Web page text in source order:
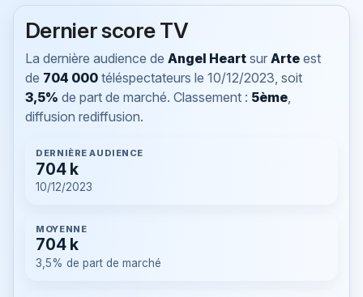
Dernier score TV
La dernière audience de Angel Heartsur Arteest
de 704 000téléspectateurs le 10/12/2023 , soit
3,5% de part de marché. Classement : 5ème,
diffusion rediffusion.
DERNIÈRE AUDIENCE
704 k
10/12/2023
MOYENNE
704 k
3,5% de part de marché